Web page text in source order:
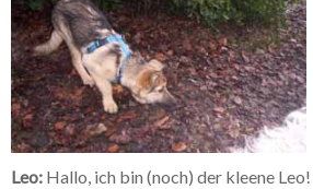
Leo: Hallo, ich bin (noch) der kleene